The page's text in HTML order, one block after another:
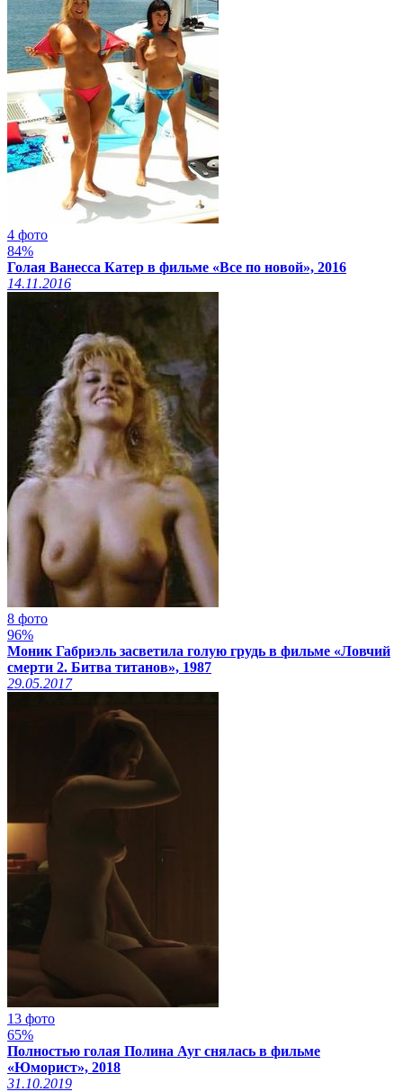
4 фото
84%
Голая Ванесса Катер в фильме «Все по новой», 2016
14.11.2016
8 фото
96%
Моник Габриэль засветила голую грудь в фильме «Ловчий
смерти 2. Битва титанов», 1987
29.05.2017
13 фото
65%
Полностью голая Полина Ауг снялась в фильме
«Юморист», 2018
31.10.2019